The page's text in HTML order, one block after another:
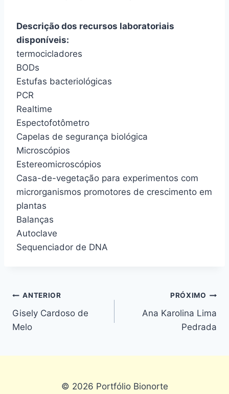
Descrição dos recursos laboratoriais
disponíveis:
termocicladores
BODs
Estufas bacteriológicas
PCR
Realtime
Espectofotômetro
Capelas de segurança biológica
Microscópios
Estereomicroscópios
Casa-de-vegetação para experimentos com
microrganismos promotores de crescimento em
plantas
Balanças
Autoclave
Sequenciador de DNA
ANTERIOR
Gisely Cardoso de
Melo
PRÓXIMO
Ana Karolina Lima
Pedrada
© 2026 Portfólio Bionorte